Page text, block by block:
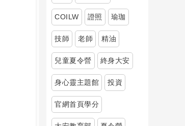
COILW 證照 瑜珈
技師 老師 精油
兒童夏令營 終身大安
身心靈主題館 投資
官網首頁學分